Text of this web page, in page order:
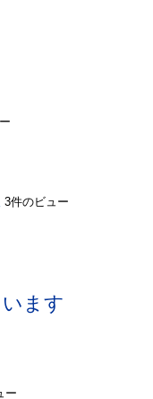
3件のビュー
ます
ー